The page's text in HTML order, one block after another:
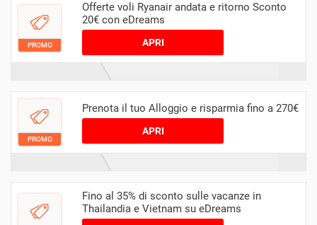
PROMO
Offerte voli Ryanair andata e ritorno Sconto
20€ con eDreams
APRI
PROMO
Prenota il tuo Alloggio e risparmia fino a 270€
APRI
Fino al 35% di sconto sulle vacanze in
Thailandia e Vietnam su eDreams